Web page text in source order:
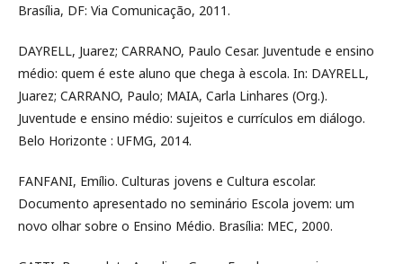
Brasília, DF: Via Comunicação, 2011.
DAYRELL, Juarez; CARRANO, Paulo Cesar. Juventude e ensino
médio: quem é este aluno que chega à escola. In: DAYRELL,
Juarez; CARRANO, Paulo; MAIA, Carla Linhares (Org.).
Juventude e ensino médio: sujeitos e currículos em diálogo.
Belo Horizonte : UFMG, 2014.
FANFANI, Emílio. Culturas jovens e Cultura escolar.
Documento apresentado no seminário Escola jovem: um
novo olhar sobre o Ensino Médio. Brasília: MEC, 2000.